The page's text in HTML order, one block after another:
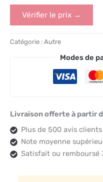
Vérifier le prix →
Catégorie : Autre
Modes de
Livraison offerte à partir
Plus de 500 avis clients
Note moyenne
Satisfait ou remboursé